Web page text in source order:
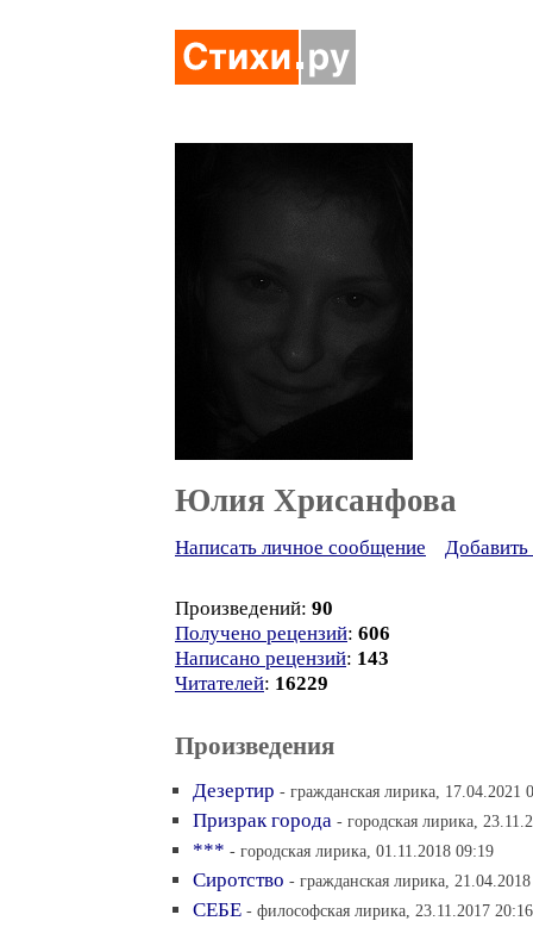
Юлия Хрисанфова
Написать личное сообщение Добавить
Произведений: 90
Получено рецензий: 606
Написано рецензий: 143
Читателей: 16229
Произведения
Дезертир - гражданская лирика, 17.04.2021
Призрак города - городская лирика,
*** - городская лирика, 01.11.2018 09:19
Сиротство - гражданская лирика,
СЕБЕ - философская лирика, 23.11.2017 20:16